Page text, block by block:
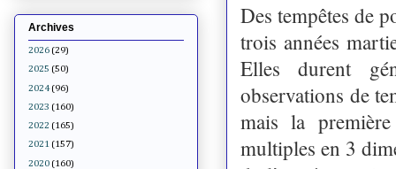
Des tempêtes de
trois années
Elles durent
observations de
mais la
multiples en 3
Archives
2026 (29)
2025 (50)
2024 (96)
2023 (160)
2022 (165)
2021 (157)
2020 (160)